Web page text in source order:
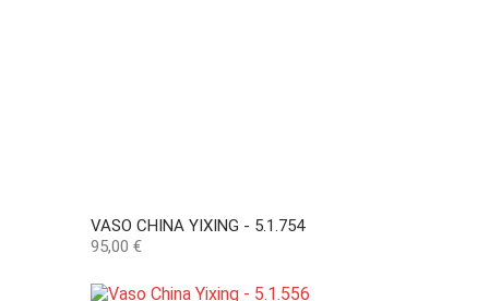
VASO CHINA YIXING - 5.1.754
Preço
95,00 €